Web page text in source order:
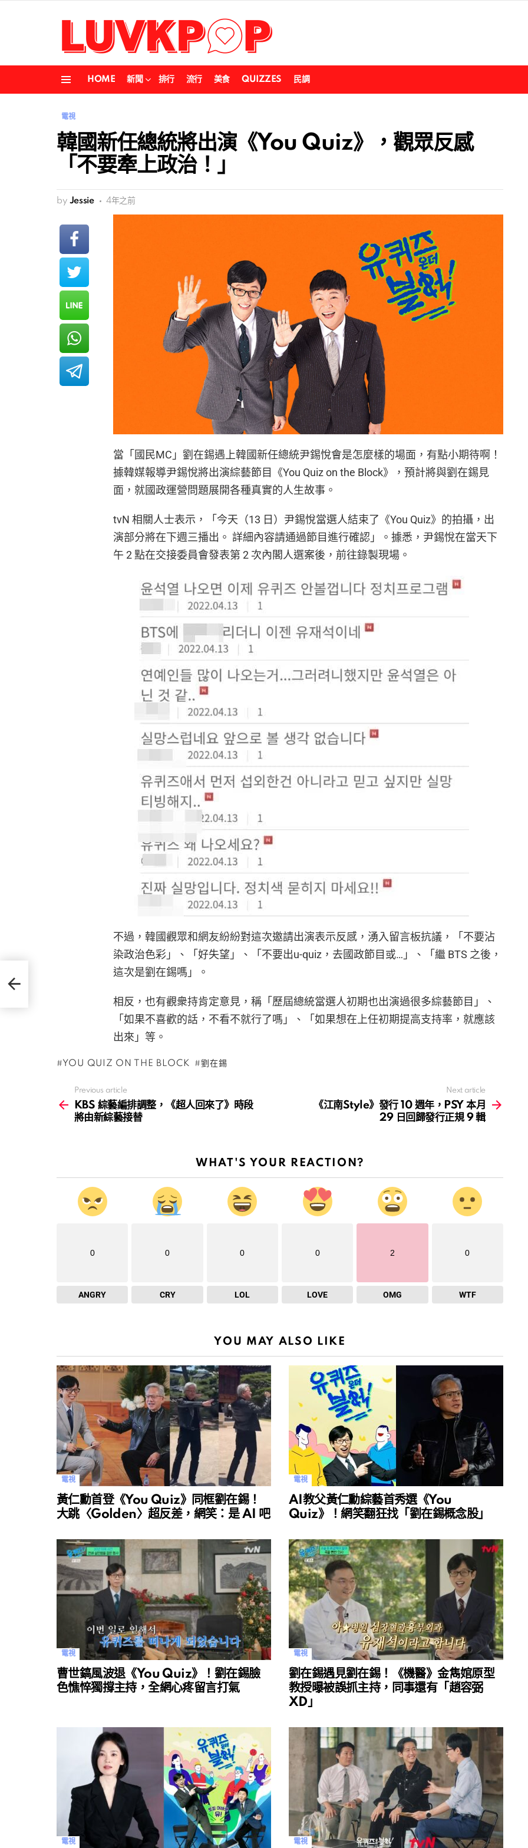
HOME 新聞 排行 流行 美食 QUIZZES 民調
電視
韓國新任總統將出演《You Quiz》，觀眾反感
「不要牽上政治！」
by Jessie 4年之前
當「國民MC」劉在錫遇上韓國新任總統尹錫悅會是怎麼樣的場面，有點小期待啊！
據韓媒報導尹錫悅將出演綜藝節目《You Quiz on the Block》，預計將與劉在錫見
面，就國政運營問題展開各種真實的人生故事。
tvN 相關人士表示，「今天（13 日）尹錫悅當選人結束了《You Quiz》的拍攝，出
演部分將在下週三播出。 詳細內容請通過節目進行確認」。 據悉，尹錫悅在當天下
午 2 點在交接委員會發表第 2 次內閣人選案後，前往錄製現場。
不過，韓國觀眾和網友紛紛對這次邀請出演表示反感，湧入留言板抗議，「不要沾
染政治色彩」、「好失望」、「不要出u-quiz，去國政節目或…」、「繼 BTS 之後，
這次是劉在錫嗎」。
相反，也有觀衆持肯定意見，稱「歷屆總統當選人初期也出演過很多綜藝節目」、
「如果不喜歡的話，不看不就行了嗎」、「如果想在上任初期提高支持率，就應該
出來」等。
YOU QUIZ ON THE BLOCK 劉在錫
more
Previous article
KBS 綜藝編排調整，《超人回來了》時段
將由新綜藝接替
Next article
《江南Style》發行 10 週年，PSY 本月
29 日回歸發行正規 9 輯
WHAT'S YOUR REACTION?
0
ANGRY
0
CRY
0
LOL
0
LOVE
2
OMG
0
WTF
YOU MAY ALSO LIKE
電視
黃仁勳首登《You Quiz》同框劉在錫！
大跳〈Golden〉超反差，網笑：是 AI 吧
電視
AI教父黃仁勳綜藝首秀選《You
Quiz》！網笑翻狂找「劉在錫概念股」
電視
曹世鎬風波退《You Quiz》！劉在錫臉
色憔悴獨撐主持，全網心疼留言打氣
電視
劉在錫遇見劉在錫！《機醫》金雋婠原型
教授曝被誤抓主持，同事還有「趙容弼
XD」
電視 電視
將